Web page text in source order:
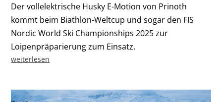
Der vollelektrische Husky E-Motion von Prinoth
kommt beim Biathlon-Weltcup und sogar den FIS
Nordic World Ski Championships 2025 zur
Loipenpräparierung zum Einsatz.
weiterlesen